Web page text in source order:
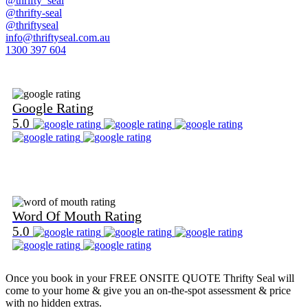
@thrifty-seal
@thriftyseal
info@thriftyseal.com.au
1300 397 604
Google Rating
5.0
Word Of Mouth Rating
5.0
Once you book in yourFREE ONSITE QUOTE Thrifty Seal will
come to your home & give you an on-the-spot assessment & price
with no hidden extras.